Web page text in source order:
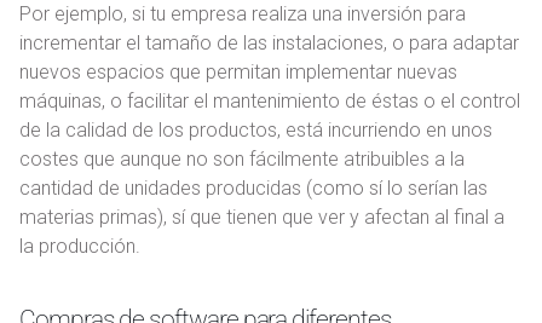
Por ejemplo, si tu empresa realiza una inversión para
incrementar el tamaño de las instalaciones, o para adaptar
nuevos espacios que permitan implementar nuevas
máquinas, o facilitar el mantenimiento de éstas o el control
de la calidad de los productos, está incurriendo en unos
costes que aunque no son fácilmente atribuibles a la
cantidad de unidades producidas (como sí lo serían las
materias primas), sí que tienen que ver y afectan al final a
la producción.